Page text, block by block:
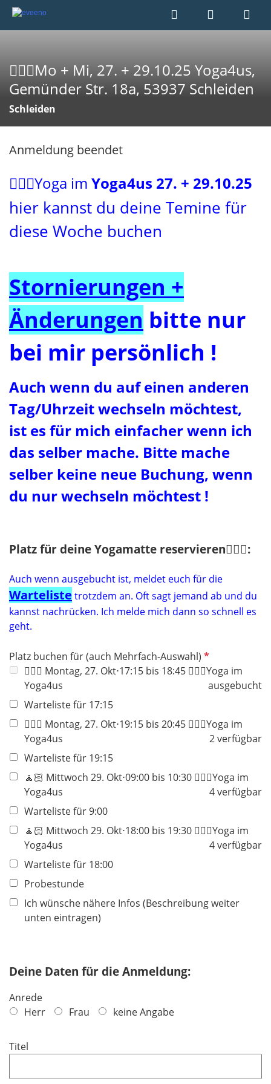
🧘🏻‍♀️Mo + Mi, 27. + 29.10.25 Yoga4us,
Gemünder Str. 18a, 53937 Schleiden
Schleiden
Anmeldung beendet
🧘🏻‍♀️Yoga im Yoga4us 27. + 29.10.25
hier kannst du deine Temine für
diese Woche buchen
Stornierungen +
Änderungen bitte nur
bei mir persönlich !
Auch wenn du auf einen anderen
Tag/Uhrzeit wechseln möchtest,
ist es für mich einfacher wenn ich
das selber mache. Bitte mache
selber keine neue Buchung, wenn
du nur wechseln möchtest !
Platz für deine Yogamatte reservieren🧘🏻‍♀️:
Auch wenn ausgebucht ist, meldet euch für die
Warteliste trotzdem an. Oft sagt jemand ab und du
kannst nachrücken. Ich melde mich dann so schnell es
geht.
Platz buchen für (auch Mehrfach-Auswahl) P
f
h
e
🧘🏻‍♀️ Montag, 27. Okt⋅17:15 bis 18:45 🧘🏻‍♀️Yoga im
Yoga4us
ausgebucht
Warteliste für 17:15
🧘🏻‍♀️ Montag, 27. Okt⋅19:15 bis 20:45 🧘🏻‍♀️Yoga im
Yoga4us
2 verfügbar
Warteliste für 19:15
🧘🏻 Mittwoch 29. Okt⋅09:00 bis 10:30 🧘🏻‍♀️Yoga im
Yoga4us
4 verfügbar
Warteliste für 9:00
🧘🏻 Mittwoch 29. Okt⋅18:00 bis 19:30 🧘🏻‍♀️Yoga im
Yoga4us
4 verfügbar
Warteliste für 18:00
Probestunde
Ich wünsche nähere Infos (Beschreibung weiter
unten eintragen)
Deine Daten für die Anmeldung:
Anrede
Herr
Frau keine Angabe
Titel